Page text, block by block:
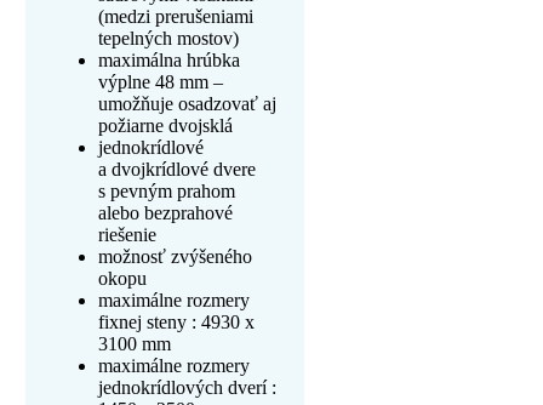
(medzi prerušeniami
tepelných mostov)
maximálna hrúbka
výplne 48 mm –
umožňuje osadzovať aj
požiarne dvojsklá
jednokrídlové
a dvojkrídlové dvere
s pevným prahom
alebo bezprahové
riešenie
možnosť zvýšeného
okopu
maximálne rozmery
fixnej steny : 4930 x
3100 mm
maximálne rozmery
jednokrídlových dverí :